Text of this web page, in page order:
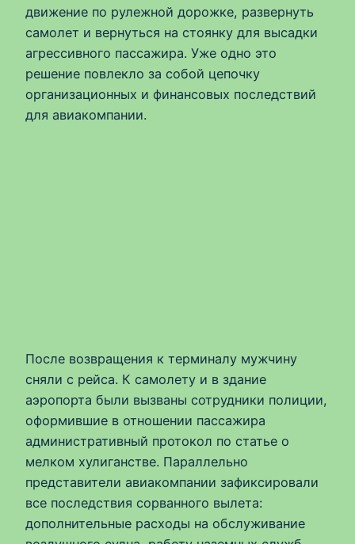
движение по рулежной дорожке, развернуть
самолет и вернуться на стоянку для высадки
агрессивного пассажира. Уже одно это
решение повлекло за собой цепочку
организационных и финансовых последствий
для авиакомпании.
После возвращения к терминалу мужчину
сняли с рейса. К самолету и в здание
аэропорта были вызваны сотрудники полиции,
оформившие в отношении пассажира
административный протокол по статье о
мелком хулиганстве. Параллельно
представители авиакомпании зафиксировали
все последствия сорванного вылета:
дополнительные расходы на обслуживание